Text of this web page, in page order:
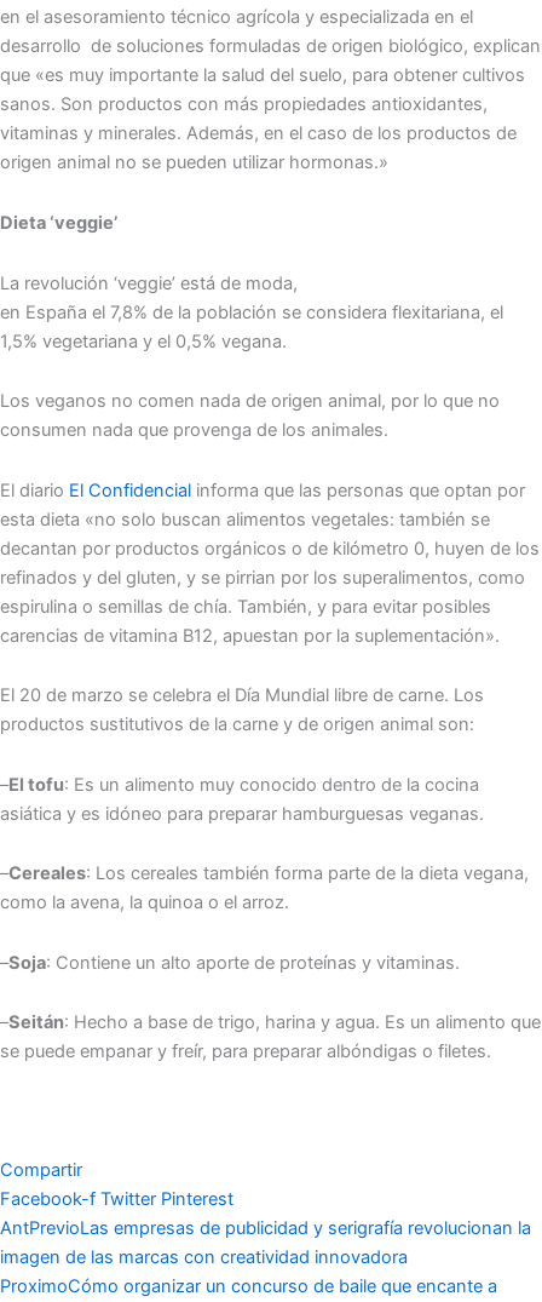
en el asesoramiento técnico agrícola y especializada en el
desarrollo de soluciones formuladas de origen biológico, explican
que «es muy importante la salud del suelo, para obtener cultivos
sanos. Son productos con más propiedades antioxidantes,
vitaminas y minerales. Además, en el caso de los productos de
origen animal no se pueden utilizar hormonas.»
Dieta ‘veggie’
La revolución ‘veggie’ está de moda,
en España el 7,8% de la población se considera flexitariana, el
1,5% vegetariana y el 0,5% vegana.
Los veganos no comen nada de origen animal, por lo que no
consumen nada que provenga de los animales.
El diario El Confidencial informa que las personas que optan por
esta dieta «no solo buscan alimentos vegetales: también se
decantan por productos orgánicos o de kilómetro 0, huyen de los
refinados y del gluten, y se pirrian por los superalimentos, como
espirulina o semillas de chía. También, y para evitar posibles
carencias de vitamina B12, apuestan por la suplementación».
El 20 de marzo se celebra el Día Mundial libre de carne. Los
productos sustitutivos de la carne y de origen animal son:
–El tofu: Es un alimento muy conocido dentro de la cocina
asiática y es idóneo para preparar hamburguesas veganas.
–Cereales: Los cereales también forma parte de la dieta vegana,
como la avena, la quinoa o el arroz.
–Soja: Contiene un alto aporte de proteínas y vitaminas.
–Seitán: Hecho a base de trigo, harina y agua. Es un alimento que
se puede empanar y freír, para preparar albóndigas o filetes.
Compartir
Facebook-f Twitter Pinterest
AntPrevioLas empresas de publicidad y serigrafía revolucionan la
imagen de las marcas con creatividad innovadora
ProximoCómo organizar un concurso de baile que encante a